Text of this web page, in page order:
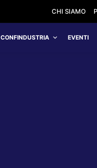
CHI SIAMO
CONFINDUSTRIA EVENTI